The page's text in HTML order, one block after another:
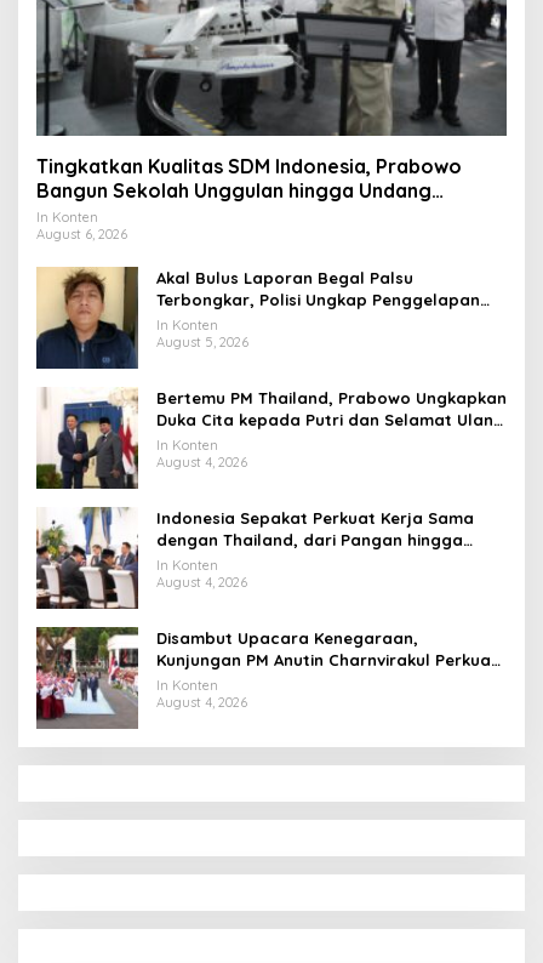
Tingkatkan Kualitas SDM Indonesia, Prabowo
Bangun Sekolah Unggulan hingga Undang
Universitas Terbaik Dunia
In Konten
August 6, 2026
Akal Bulus Laporan Begal Palsu
Terbongkar, Polisi Ungkap Penggelapan
Uang Perusahaan untuk Crypto
In Konten
August 5, 2026
Bertemu PM Thailand, Prabowo Ungkapkan
Duka Cita kepada Putri dan Selamat Ulang
Tahun ke Raja Thailand
In Konten
August 4, 2026
Indonesia Sepakat Perkuat Kerja Sama
dengan Thailand, dari Pangan hingga
Ekonomi Digital
In Konten
August 4, 2026
Disambut Upacara Kenegaraan,
Kunjungan PM Anutin Charnvirakul Perkuat
Hubungan Indonesia-Thailand
In Konten
August 4, 2026